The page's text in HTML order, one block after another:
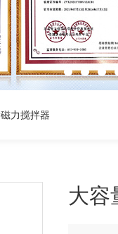
力搅拌器
大容